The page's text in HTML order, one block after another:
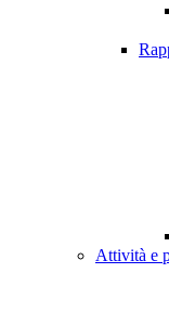
Attività e